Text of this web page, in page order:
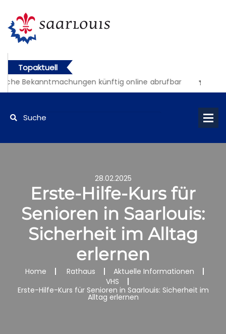
Topaktuell
Bekanntmachungen künftig online abrufbar
28.02.2025
Erste-Hilfe-Kurs für
Senioren in Saarlouis:
Sicherheit im Alltag
erlernen
Home Rathaus
Aktuelle Informationen
VHS
Erste-Hilfe-Kurs für Senioren in Saarlouis: Sicherheit im
Alltag erlernen